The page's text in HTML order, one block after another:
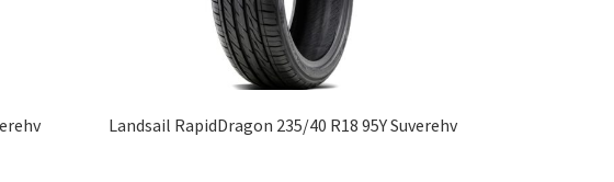
Landsail RapidDragon 235/40 R18 95Y Suverehv